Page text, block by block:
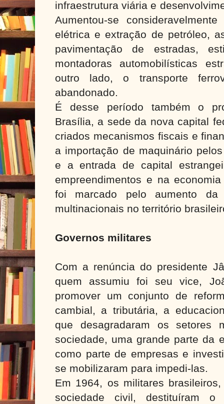
infraestrutura viária e
Aumentou-se
elétrica e extração de petróleo,
pavimentação de estradas,
montadoras automobilísticas
outro lado, o transporte
abandonado.
É desse período também o
Brasília, a sede da nova capital
criados mecanismos fiscais e
a importação de maquinário
e a entrada de capital
empreendimentos e na
foi marcado pelo aumento da
multinacionais no território
Governos militares
Com a renúncia do presidente
quem assumiu foi seu vice,
promover um conjunto de
cambial, a tributária, a
que desagradaram os setores
sociedade, uma grande parte da
como parte de empresas e
se mobilizaram para impedi-las.
Em 1964, os militares
sociedade civil, destituíram o